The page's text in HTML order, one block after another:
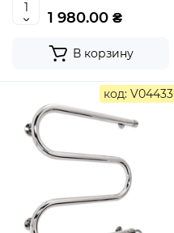
1 980.00 ₴
В корзину
код: V04433